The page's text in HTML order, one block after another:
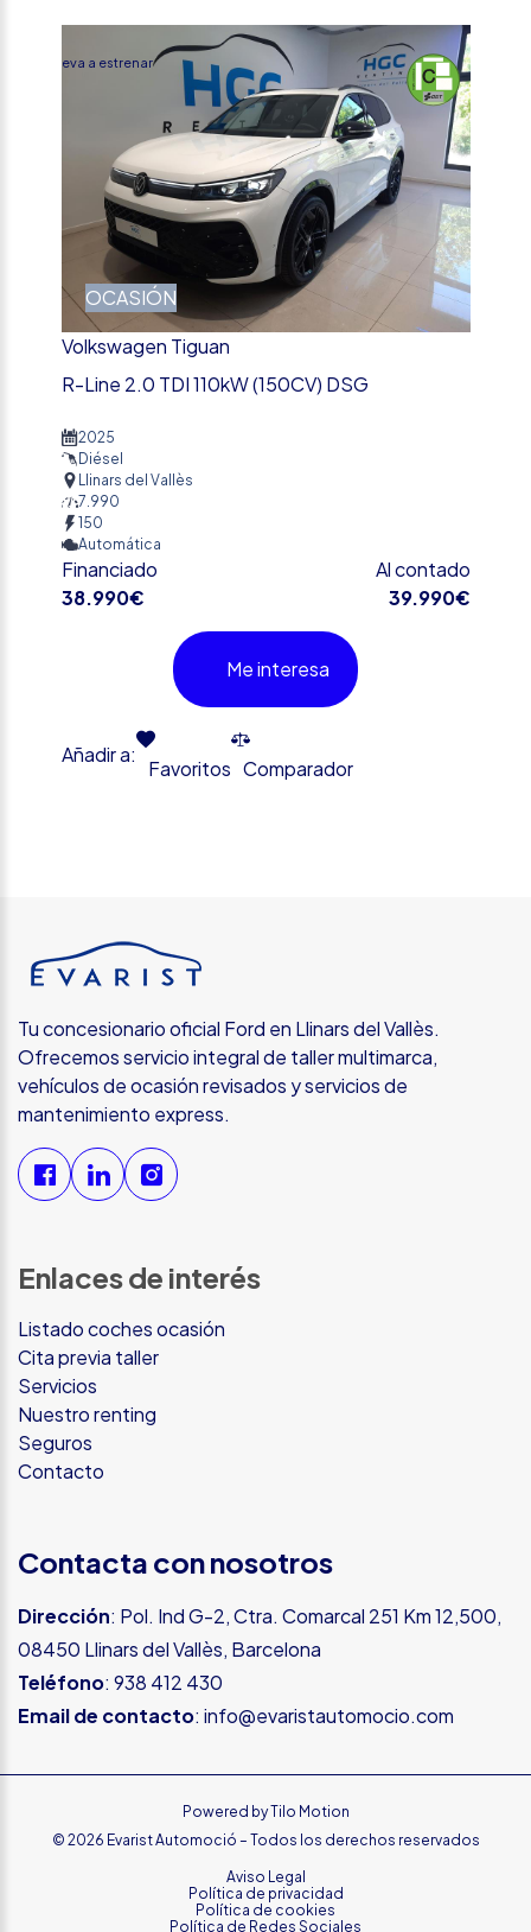
OCASIÓN
Nueva a estrenar
Volkswagen Tiguan
R-Line 2.0 TDI 110kW (150CV) DSG
2025
Diésel
Llinars del Vallès
7.990
150
Automática
Financiado
38.990€
Al contado
39.990€
Me interesa
Añadir a:
Favoritos Comparador
Tu concesionario oficial Ford en Llinars del Vallès.
Ofrecemos servicio integral de taller multimarca,
vehículos de ocasión revisados y servicios de
mantenimiento express.
Enlaces de interés
Listado coches ocasión
Cita previa taller
Servicios
Nuestro renting
Seguros
Contacto
Contacta con nosotros
Dirección: Pol. Ind G-2, Ctra. Comarcal 251 Km 12,500,
08450 Llinars del Vallès, Barcelona
Teléfono: 938 412 430
Email de contacto: info@evaristautomocio.com
Powered byTilo Motion
© 2026 Evarist Automoció – Todos los derechos reservados
Aviso Legal
Política de privacidad
Política de cookies
Política de Redes Sociales